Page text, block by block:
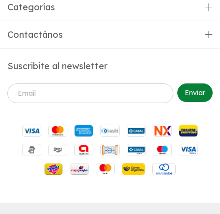
Categorías
Contactános
Suscribite al newsletter